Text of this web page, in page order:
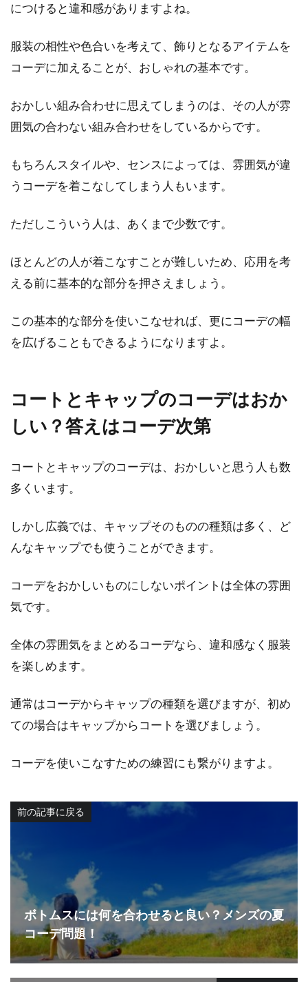
につけると違和感がありますよね。
服装の相性や色合いを考えて、飾りとなるアイテムを
コーデに加えることが、おしゃれの基本です。
おかしい組み合わせに思えてしまうのは、その人が雰
囲気の合わない組み合わせをしているからです。
もちろんスタイルや、センスによっては、雰囲気が違
うコーデを着こなしてしまう人もいます。
ただしこういう人は、あくまで少数です。
ほとんどの人が着こなすことが難しいため、応用を考
える前に基本的な部分を押さえましょう。
この基本的な部分を使いこなせれば、更にコーデの幅
を広げることもできるようになりますよ。
コートとキャップのコーデはおか
しい？答えはコーデ次第
コートとキャップのコーデは、おかしいと思う人も数
多くいます。
しかし広義では、キャップそのものの種類は多く、ど
んなキャップでも使うことができます。
コーデをおかしいものにしないポイントは全体の雰囲
気です。
全体の雰囲気をまとめるコーデなら、違和感なく服装
を楽しめます。
通常はコーデからキャップの種類を選びますが、初め
ての場合はキャップからコートを選びましょう。
コーデを使いこなすための練習にも繋がりますよ。
前の記事に戻る
ボトムスには何を合わせると良い？メンズの夏
コーデ問題！